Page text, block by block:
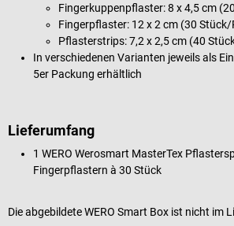
Fingerkuppenpflaster: 8 x 4,5 cm
Fingerpflaster: 12 x 2 cm (30
Pflasterstrips: 7,2 x 2,5 cm (40
In verschiedenen Varianten jeweils als
5er Packung erhältlich
Lieferumfang
1 WERO Werosmart MasterTex
Fingerpflastern à 30 Stück
Die abgebildete WERO Smart Box ist nicht im